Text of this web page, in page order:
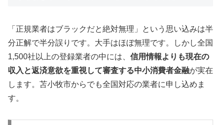
「正規業者はブラックだと絶対無理」という思い込みは半
分正解で半分誤りです。大手はほぼ無理です。しかし全国
1,500社以上の登録業者の中には、 信用情報よりも現在の
収入と返済意欲を重視して審査する中小消費者金融が実在
します。苫小牧市からでも全国対応の業者に申し込めま
す。